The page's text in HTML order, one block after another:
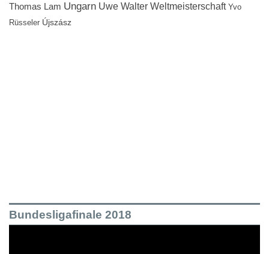
Thomas Lam Ungarn Uwe Walter Weltmeisterschaft Yvo
Rüsseler Újszász
Bundesligafinale 2018